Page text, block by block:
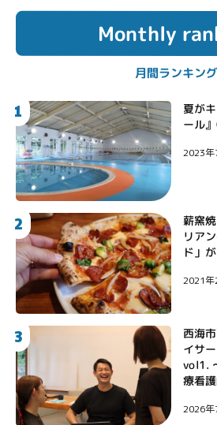
Monthly
月間ランキング
1 夏が
ール
2023年
2 薪窯
リア
ド」
2021年
3
西海
イサ
vol1.
療看
2026年